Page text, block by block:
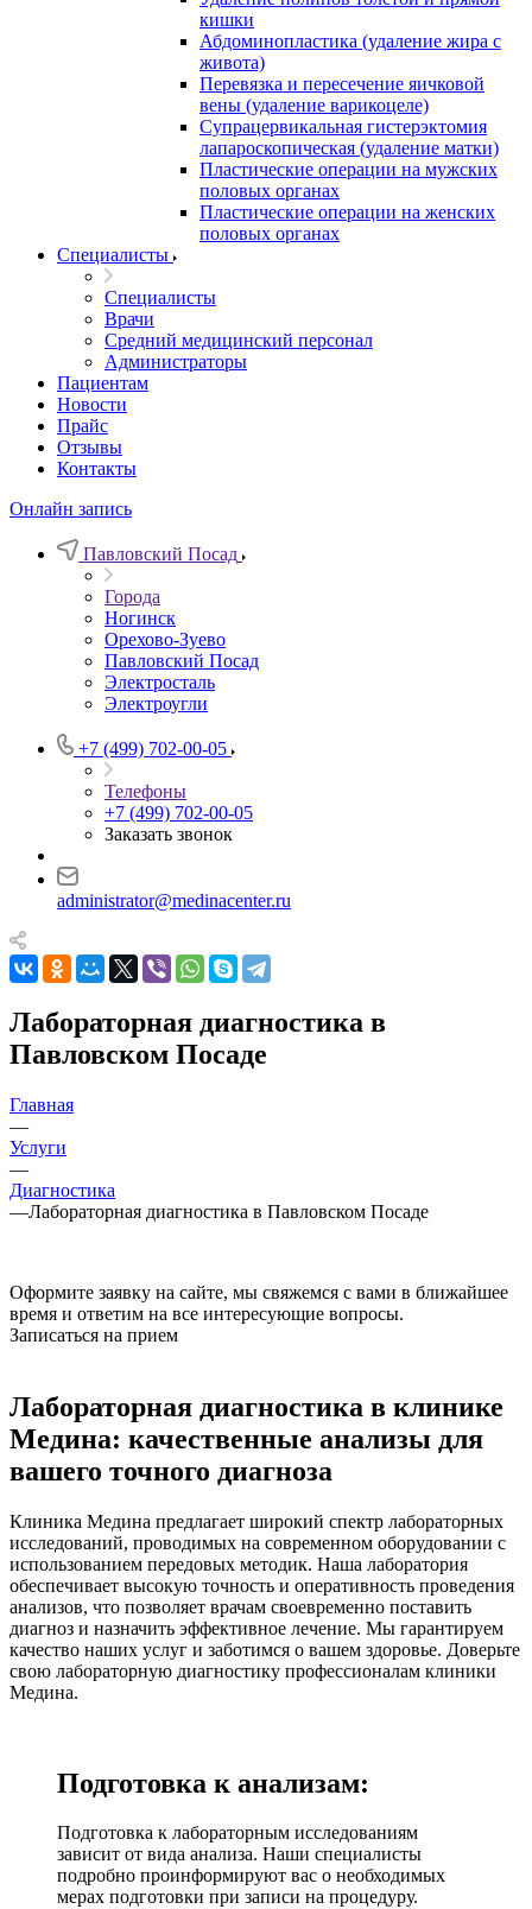
кишки
Абдоминопластика (удаление жира с
живота)
Перевязка и пересечение яичковой
вены (удаление варикоцеле)
Супрацервикальная гистерэктомия
лапароскопическая (удаление матки)
Пластические операции на мужских
половых органах
Пластические операции на женских
половых органах
Специалисты
Специалисты
Врачи
Средний медицинский персонал
Администраторы
Пациентам
Новости
Прайс
Отзывы
Контакты
Онлайн запись
Павловский Посад
Города
Ногинск
Орехово-Зуево
Павловский Посад
Электросталь
Электроугли
+7 (499) 702-00-05
Телефоны
+7 (499) 702-00-05
Заказать звонок
administrator@medinacenter.ru
Лабораторная диагностика в
Павловском Посаде
Главная
—
Услуги
—
Диагностика
—Лабораторная диагностика в Павловском Посаде
Оформите заявку на сайте, мы свяжемся с вами в ближайшее
время и ответим на все интересующие вопросы.
Записаться на прием
Лабораторная диагностика в клинике
Медина: качественные анализы для
вашего точного диагноза
Клиника Медина предлагает широкий спектр лабораторных
исследований, проводимых на современном оборудовании с
использованием передовых методик. Наша лаборатория
обеспечивает высокую точность и оперативность проведения
анализов, что позволяет врачам своевременно поставить
диагноз и назначить эффективное лечение. Мы гарантируем
качество наших услуг и заботимся о вашем здоровье. Доверьте
свою лабораторную диагностику профессионалам клиники
Медина.
Подготовка к анализам:
Подготовка к лабораторным исследованиям
зависит от вида анализа. Наши специалисты
подробно проинформируют вас о необходимых
мерах подготовки при записи на процедуру.